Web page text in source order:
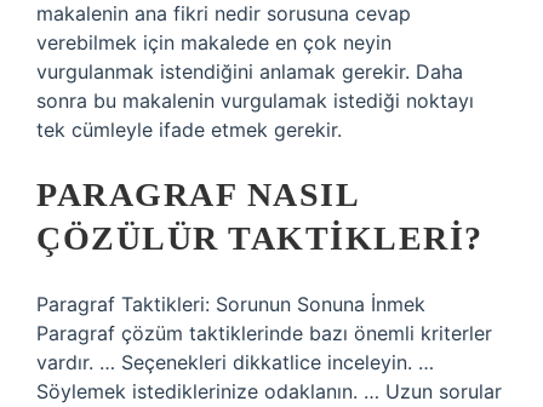
makalenin ana fikri nedir sorusuna cevap
verebilmek için makalede en çok neyin
vurgulanmak istendiğini anlamak gerekir. Daha
sonra bu makalenin vurgulamak istediği noktayı
tek cümleyle ifade etmek gerekir.
PARAGRAF NASIL
ÇÖZÜLÜR TAKTIKLERI?
Paragraf Taktikleri: Sorunun Sonuna İnmek
Paragraf çözüm taktiklerinde bazı önemli kriterler
vardır. … Seçenekleri dikkatlice inceleyin. …
Söylemek istediklerinize odaklanın. … Uzun sorular